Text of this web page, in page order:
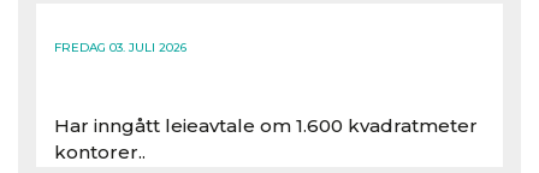
FREDAG 03. JULI 2026
Har inngått leieavtale om 1.600 kvadratmeter
kontorer..